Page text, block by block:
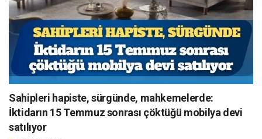
Sahipleri hapiste, sürgünde, mahkemelerde:
İktidarın 15 Temmuz sonrası çöktüğü mobilya devi
satılıyor